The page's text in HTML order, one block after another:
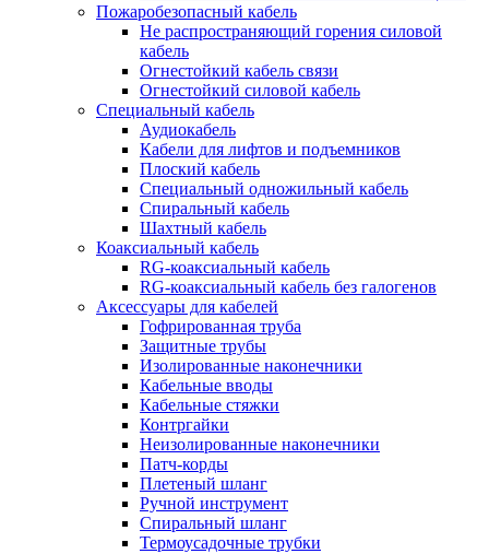
Пожаробезопасный кабель
Не распространяющий горения силовой
кабель
Огнестойкий кабель связи
Огнестойкий силовой кабель
Специальный кабель
Аудиокабель
Кабели для лифтов и подъемников
Плоский кабель
Специальный одножильный кабель
Спиральный кабель
Шахтный кабель
Коаксиальный кабель
RG-коаксиальный кабель
RG-коаксиальный кабель без галогенов
Аксессуары для кабелей
Гофрированная труба
Защитные трубы
Изолированные наконечники
Кабельные вводы
Кабельные стяжки
Контргайки
Неизолированные наконечники
Патч-корды
Плетеный шланг
Ручной инструмент
Спиральный шланг
Термоусадочные трубки